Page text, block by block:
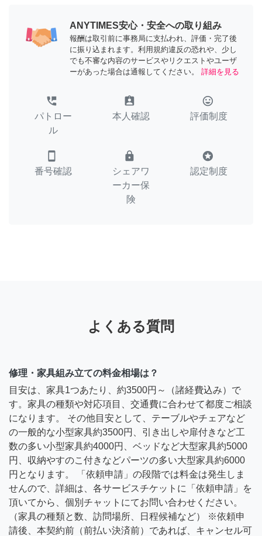
ANYTIMES安心・安全への取り組み
報酬は取引前に事務局に支払われ、評価・完了後
に振り込まれます。利用規約違反の恐れや、少し
でも不審な内容のサービスやリクエストやユーザ
ーがあった場合は通報してください。
詳細を見る
perm_phone_msg
パトロー
ル
assignment_ind
本人確認
tag_faces
評価制度
smartphone
番号確認
lock
シェアワ
ーカー保
険
stars
認定制度
よくある質問
修理・家具組み立ての料金相場は？
目安は、家具1つあたり、約3500円～（諸経費込み）で
す。家具の種類や対応項目、交通費に合わせて都度ご相談
になります。 その他目安として、テーブルやチェアなど
の一般的な小型家具約3500円、引き出しや扉付きなど工
数の多い小型家具約4000円、ベッドなど大型家具約5000
円、収納やすのこ付きなどパーツの多い大型家具約6000
円となります。 「依頼申請」の段階では料金は発生しま
せんので、詳細は、各サービスチケットに「依頼申請」を
頂いてから、個別チャットにてお問い合わせください。
（家具の種類と数、訪問場所、日程候補など） ※依頼申
請後、本契約前（前払い決済前）であれば、キャンセル可